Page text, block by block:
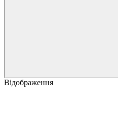
Відображення